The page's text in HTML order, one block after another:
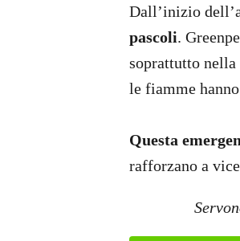
Dall’inizio
pascoli.
soprattutto
le fiamme
Questa
rafforzano a